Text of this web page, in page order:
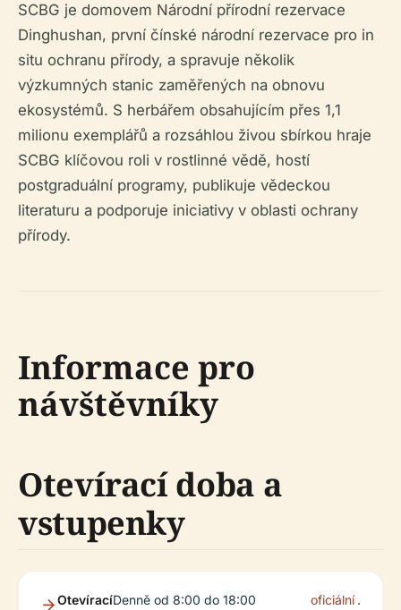
SCBG je domovem Národní přírodní rezervace
Dinghushan, první čínské národní rezervace pro in
situ ochranu přírody, a spravuje několik
výzkumných stanic zaměřených na obnovu
ekosystémů. S herbářem obsahujícím přes 1,1
milionu exemplářů a rozsáhlou živou sbírkou hraje
SCBG klíčovou roli v rostlinné vědě, hostí
postgraduální programy, publikuje vědeckou
literaturu a podporuje iniciativy v oblasti ochrany
přírody.
Informace pro
návštěvníky
Otevírací doba a
vstupenky
OtevíracíDenně od 8:00 do 18:00
oficiální .